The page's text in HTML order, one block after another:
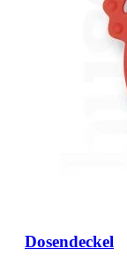
Dosendeckel